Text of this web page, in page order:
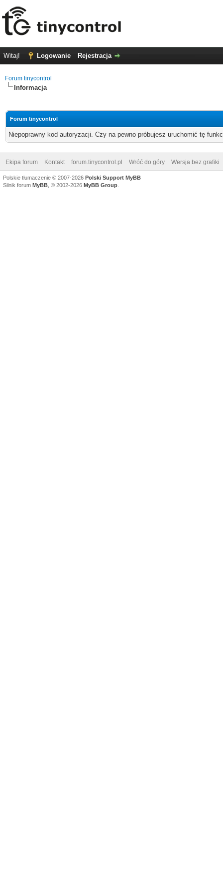
Witaj! Logowanie Rejestracja
Forum tinycontrol
Informacja
Forum tinycontrol
Niepoprawny kod autoryzacji. Czy na pewno próbujesz uruchomić tę
Ekipa forum Kontakt forum.tinycontrol.pl Wróć do góry Wersja bez grafiki
Polskie tłumaczenie © 2007-2026 Polski Support MyBB
Silnik forum MyBB , © 2002-2026 MyBB Group